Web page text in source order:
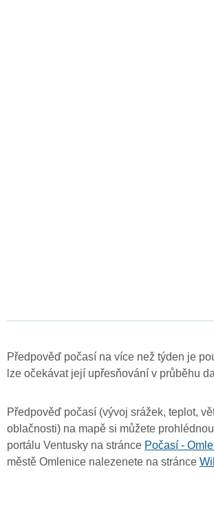
Předpověď počasí na více než týden je
lze očekávat její upřesňování v průběhu
Předpověď počasí (vývoj srážek, teplot,
oblačnosti) na mapě si můžete
portálu Ventusky na stránce Počasí -
městě Omlenice nalezenete na stránce